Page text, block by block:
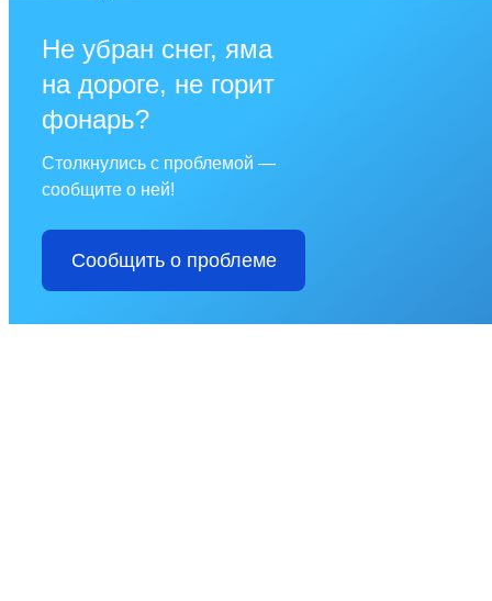
Не убран снег, яма
на дороге, не горит
фонарь?
Столкнулись с проблемой —
сообщите о ней!
Сообщить о проблеме